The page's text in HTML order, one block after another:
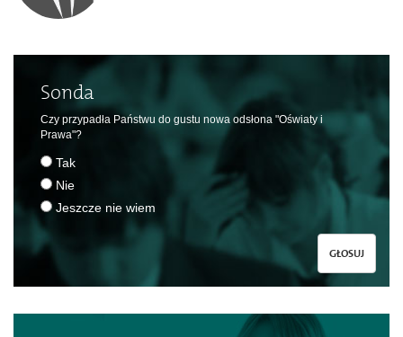
Sonda
Czy przypadła Państwu do gustu nowa odsłona "Oświaty i
Prawa"?
Tak
Nie
Jeszcze nie wiem
GŁOSUJ